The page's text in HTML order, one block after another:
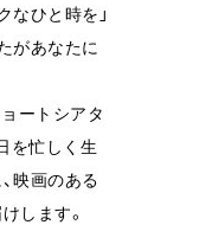
なひと時を」
があなたに
ートシアタ
を忙しく生
映画のある
します。